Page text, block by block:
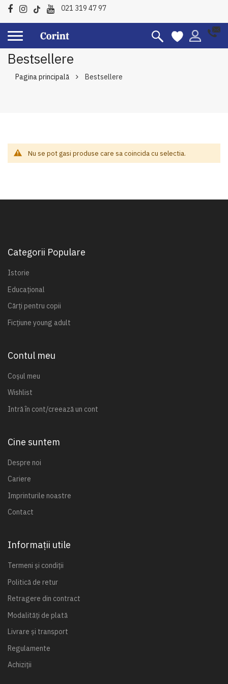
021 319 47 97
Bestsellere
Pagina principală Bestsellere
Nu se pot gasi produse care sa coincida cu selectia.
Categorii Populare
Istorie
Educațional
Cărți pentru copii
Ficțiune young adult
Contul meu
Coșul meu
Wishlist
Intră în cont/creează un cont
Cine suntem
Despre noi
Cariere
Imprinturile noastre
Contact
Informații utile
Termeni și condiții
Politică de retur
Retragere din contract
Modalități de plată
Livrare și transport
Regulamente
Achiziții